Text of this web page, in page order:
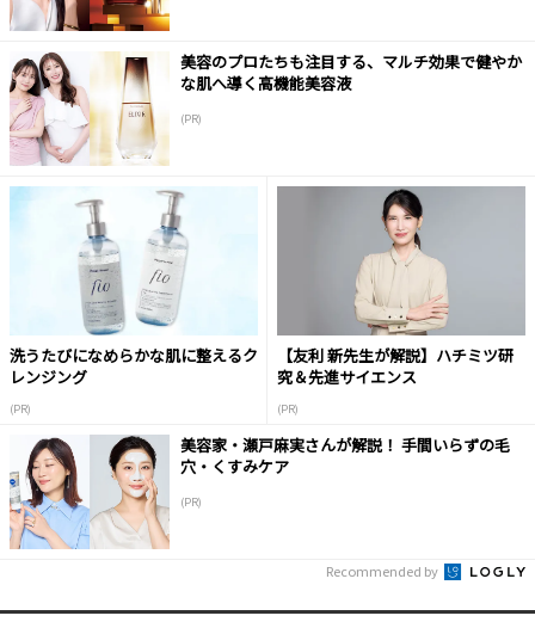
美容のプロたちも注目する、マルチ効果で健やか
な肌へ導く高機能美容液
(PR)
洗うたびになめらかな肌に整えるク
レンジング
(PR)
【友利 新先生が解説】ハチミツ研
究＆先進サイエンス
(PR)
美容家・瀬戸麻実さんが解説！ 手間いらずの毛
穴・くすみケア
(PR)
Recommended by